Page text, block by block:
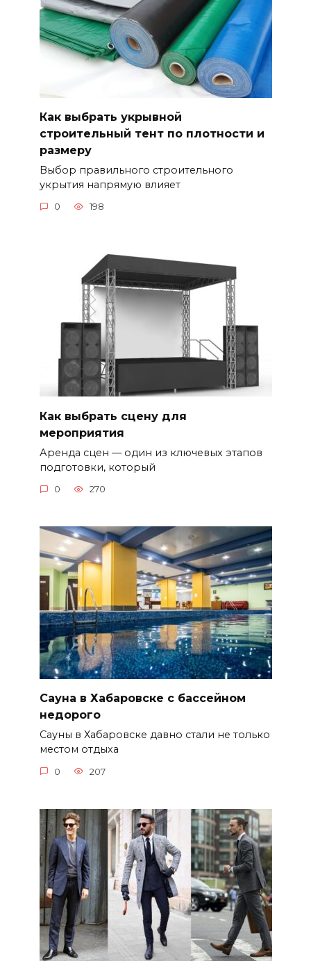
Как выбрать укрывной
строительный тент по плотности и
размеру
Выбор правильного строительного
укрытия напрямую влияет
0 198
Как выбрать сцену для
мероприятия
Аренда сцен — один из ключевых этапов
подготовки, который
0 270
Сауна в Хабаровске с бассейном
недорого
Сауны в Хабаровске давно стали не только
местом отдыха
0 207